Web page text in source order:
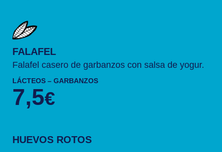
FALAFEL
Falafel casero de garbanzos con salsa de yogur.
LÁCTEOS – GARBANZOS
7,5€
HUEVOS ROTOS